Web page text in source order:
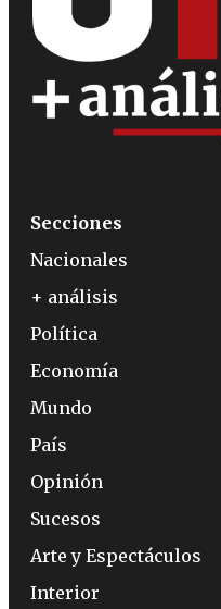
Secciones
Nacionales
+ análisis
Política
Economía
Mundo
País
Opinión
Sucesos
Arte y Espectáculos
Interior